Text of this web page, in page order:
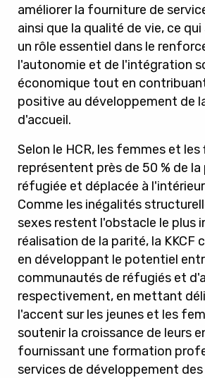
améliorer la fourniture de
ainsi que la qualité de vie, ce
un rôle essentiel dans le
l'autonomie et de l'intégration
économique tout en
positive au développement de
d'accueil.
Selon le HCR, les femmes et les
représentent près de 50 % de
réfugiée et déplacée à
Comme les inégalités
sexes restent l'obstacle le plus
réalisation de la parité, la KKCF
en développant le potentiel
communautés de réfugiés et
respectivement, en mettant
l'accent sur les jeunes et les
soutenir la croissance de leurs
fournissant une formation
services de développement